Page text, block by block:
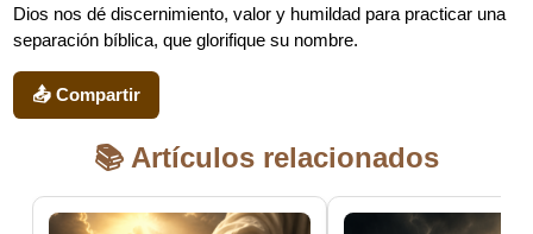
Dios nos dé discernimiento, valor y humildad para practicar una
separación bíblica, que glorifique su nombre.
📤 Compartir
📚 Artículos relacionados